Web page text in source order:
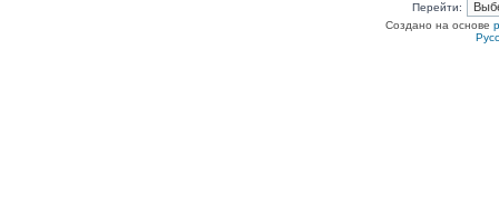
Перейти:
Создано на основе